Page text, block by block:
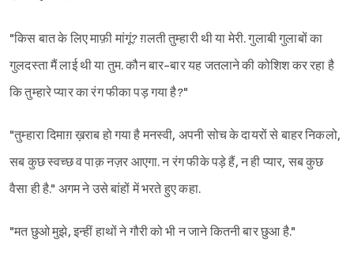
"किस बात के लिए माफ़ी मांगूं? ग़लती तुम्हारी थी या मेरी. गुलाबी गुलाबों का
गुलदस्ता मैं लाई थी या तुम. कौन बार-बार यह जतलाने की कोशिश कर रहा है
कि तुम्हारे प्यार का रंग फीका पड़ गया है?"
"तुम्हारा दिमाग़ ख़राब हो गया है मनस्वी, अपनी सोच के दायरों से बाहर निकलो,
सब कुछ स्वच्छ व पाक़ नज़र आएगा. न रंग फीके पड़े हैं, न ही प्यार, सब कुछ
वैसा ही है." अगम ने उसे बांहों में भरते हुए कहा.
"मत छुओ मुझे, इन्हीं हाथों ने गौरी को भी न जाने कितनी बार छुआ है."